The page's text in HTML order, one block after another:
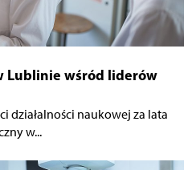
Lublinie wśród liderów
działalności naukowej za lata
w...